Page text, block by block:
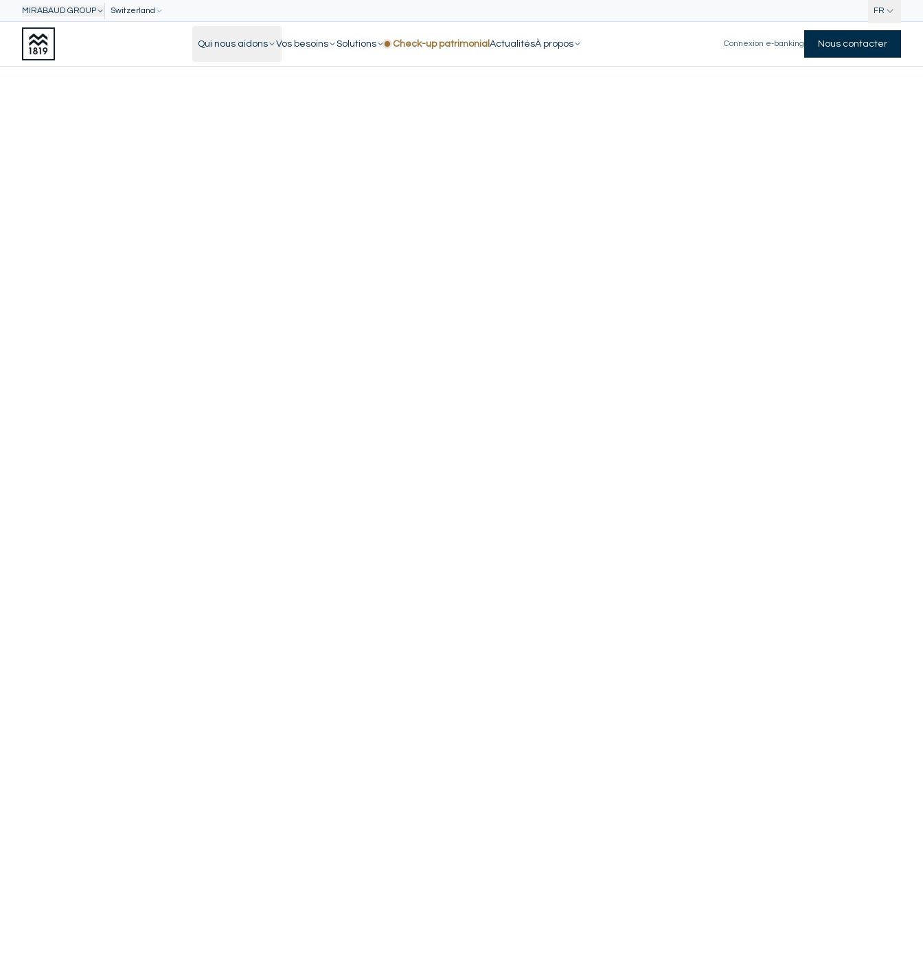
MIRABAUD GROUP Switzerland FR
Qui nous aidons Vos besoins Solutions Check-up patrimonial ActualitésÀ propos Connexion e-banking Nous contacter